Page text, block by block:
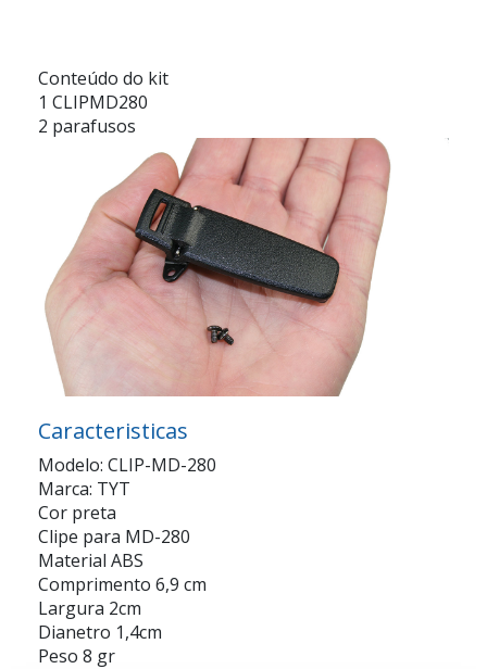
Conteúdo do kit
1 CLIPMD280
2 parafusos
Caracteristicas
Modelo: CLIP-MD-280
Marca: TYT
Cor preta
Clipe para MD-280
Material ABS
Comprimento 6,9 cm
Largura 2cm
Dianetro 1,4cm
Peso 8 gr